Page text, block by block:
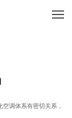
调体系有密切关系，